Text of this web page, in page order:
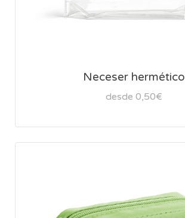
Neceser hermético
desde 0,50€